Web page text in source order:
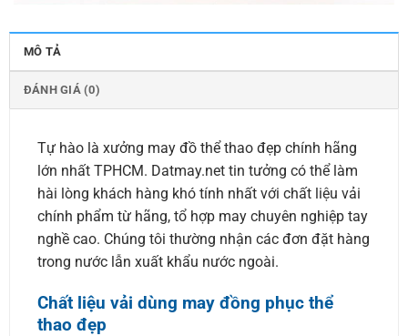
MÔ TẢ
ĐÁNH GIÁ (0)
Tự hào là xưởng may đồ thể thao đẹp chính hãng
lớn nhất TPHCM. Datmay.net tin tưởng có thể làm
hài lòng khách hàng khó tính nhất với chất liệu vải
chính phẩm từ hãng, tổ hợp may chuyên nghiệp tay
nghề cao. Chúng tôi thường nhận các đơn đặt hàng
trong nước lẫn xuất khẩu nước ngoài.
Chất liệu vải dùng may đồng phục thể
thao đẹp